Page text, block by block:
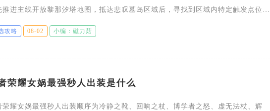
推进主线开放黎那汐塔地图，抵达悲叹墓岛区域后，寻找到区域内特定触发点位即
启系列巡礼挑战。想要顺利找到全部巡礼点位，优先解锁悲叹墓岛各处传送信标，
优先激活
攻略 08-02 小编：磁力菇
荣耀女娲最强秒人出装是什么
荣耀女娲最强秒人出装顺序为冷静之靴、回响之杖、博学者之怒、虚无法杖、辉